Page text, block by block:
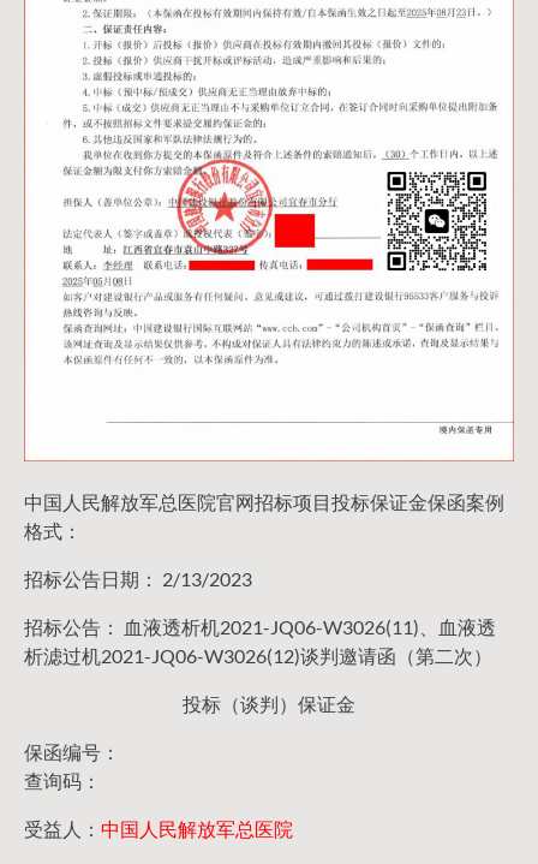
中国人民解放军总医院官网招标项目投标保证金保函案例
格式：
招标公告日期： 2/13/2023
招标公告： 血液透析机2021-JQ06-W3026(11)、血液透
析滤过机2021-JQ06-W3026(12)谈判邀请函（第二次）
投标（谈判）保证金
保函编号：
查询码：
受益人： 中国人民解放军总医院